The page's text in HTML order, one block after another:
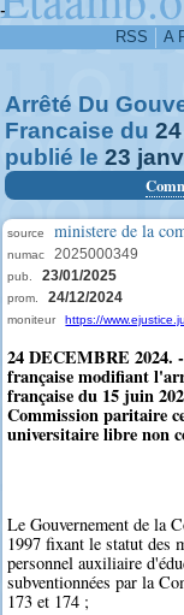
-
RSS A
Arrêté Du
Francaise du 24
publié le 23
source ministere de la
numac 2025000349
pub. 23/01/2025
prom. 24/12/2024
moniteur https://
24 DECEMBRE 2024.
française modifiant
française du 15 juin
Commission paritaire
universitaire libre non
Le Gouvernement de la
1997 fixant le statut des
personnel auxiliaire
subventionnées par la
173 et 174 ;